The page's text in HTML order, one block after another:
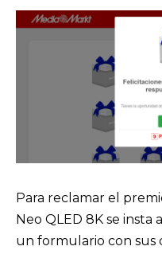
Para reclamar el
Neo QLED 8K se insta
un formulario con sus